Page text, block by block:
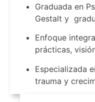
Graduada en
Gestalt y
Enfoque
prácticas,
Especializada
trauma y